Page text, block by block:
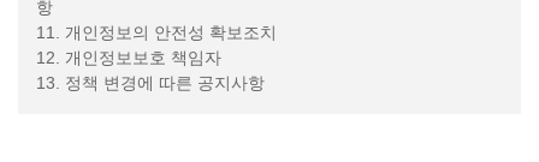
항
11. 개인정보의 안전성 확보조치
12. 개인정보보호 책임자
13. 정책 변경에 따른 공지사항